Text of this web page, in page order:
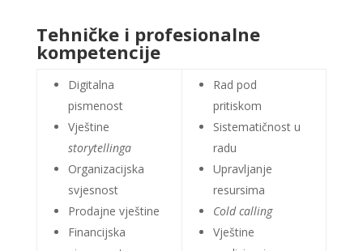
Tehničke i profesionalne
kompetencije
Digitalna
pismenost
Vještine
storytellinga
Organizacijska
svjesnost
Prodajne vještine
Financijska
Rad pod
pritiskom
Sistematičnost u
radu
Upravljanje
resursima
Cold calling
Vještine